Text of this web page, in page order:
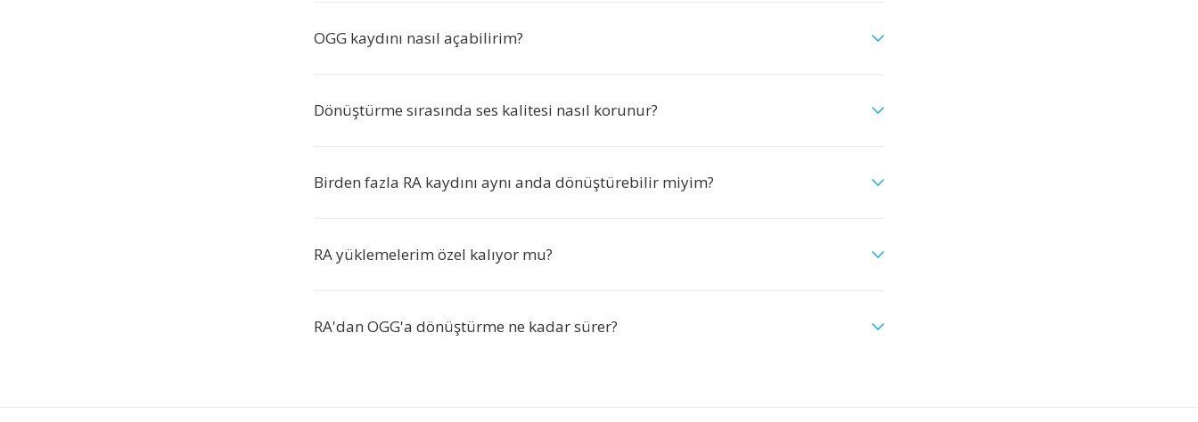
OGG kaydını nasıl açabilirim?
Dönüştürme sırasında ses kalitesi nasıl korunur?
Birden fazla RA kaydını aynı anda dönüştürebilir miyim?
RA yüklemelerim özel kalıyor mu?
RA'dan OGG'a dönüştürme ne kadar sürer?